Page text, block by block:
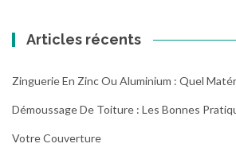
Articles récents
Zinguerie En Zinc Ou Aluminium : Quel
Démoussage De Toiture : Les Bonnes
Votre Couverture